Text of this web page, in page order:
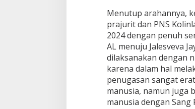
J
A
A
N
N
Y
A
B
E
R
Menutup arahannya,
prajurit dan PNS
2024 dengan penuh
AL menuju Jalesveva
dilaksanakan dengan
karena dalam hal
penugasan sangat
manusia, namun juga
manusia dengan Sang